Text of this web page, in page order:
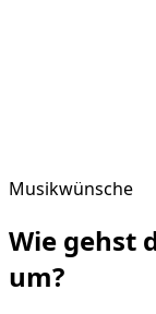
Musikwünsche
Wie gehst
um?